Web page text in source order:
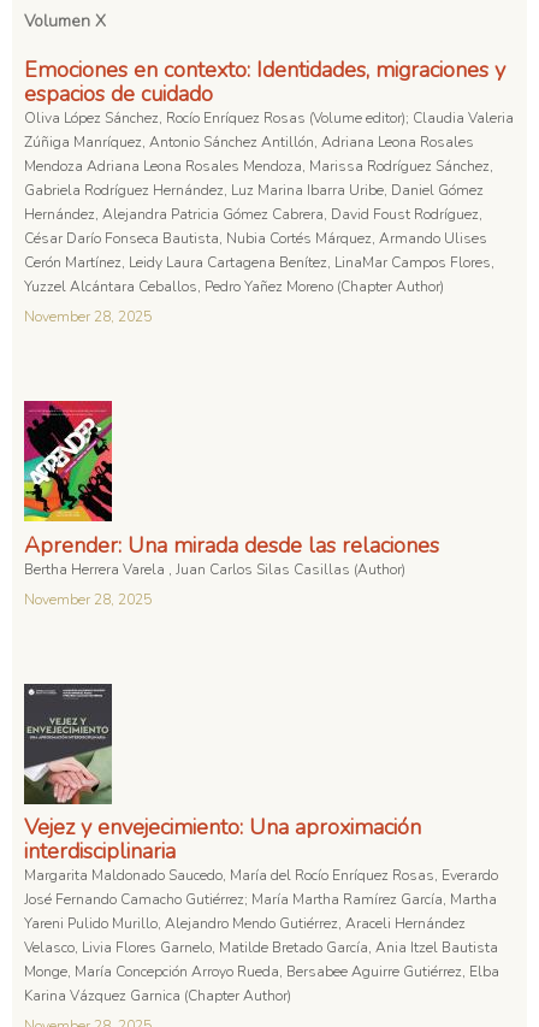
Volumen X
Emociones en contexto: Identidades, migraciones y
espacios de cuidado
Oliva López Sánchez, Rocío Enríquez Rosas (Volume editor); Claudia Valeria
Zúñiga Manríquez, Antonio Sánchez Antillón, Adriana Leona Rosales
Mendoza Adriana Leona Rosales Mendoza, Marissa Rodríguez Sánchez,
Gabriela Rodríguez Hernández, Luz Marina Ibarra Uribe, Daniel Gómez
Hernández, Alejandra Patricia Gómez Cabrera, David Foust Rodríguez,
César Darío Fonseca Bautista, Nubia Cortés Márquez, Armando Ulises
Cerón Martínez, Leidy Laura Cartagena Benítez, LinaMar Campos Flores,
Yuzzel Alcántara Ceballos, Pedro Yañez Moreno (Chapter Author)
November 28, 2025
Aprender: Una mirada desde las relaciones
Bertha Herrera Varela , Juan Carlos Silas Casillas (Author)
November 28, 2025
Vejez y envejecimiento: Una aproximación
interdisciplinaria
Margarita Maldonado Saucedo, María del Rocío Enríquez Rosas, Everardo
José Fernando Camacho Gutiérrez; María Martha Ramírez García, Martha
Yareni Pulido Murillo, Alejandro Mendo Gutiérrez, Araceli Hernández
Velasco, Livia Flores Garnelo, Matilde Bretado García, Ania Itzel Bautista
Monge, María Concepción Arroyo Rueda, Bersabee Aguirre Gutiérrez, Elba
Karina Vázquez Garnica (Chapter Author)